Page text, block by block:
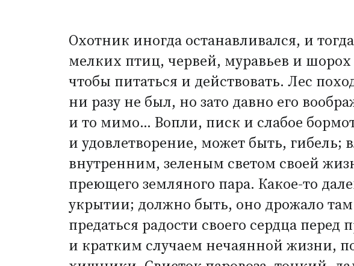
Охотник иногда останавливался, и
мелких птиц, червей, муравьев и
чтобы питаться и действовать. Лес
ни разу не был, но зато давно его
и то мимо… Вопли, писк и слабое
и удовлетворение, может быть, гибель;
внутренним, зеленым светом своей
преющего земляного пара. Какое-то
укрытии; должно быть, оно дрожало там
предаться радости своего сердца
и кратким случаем нечаянной жизни,